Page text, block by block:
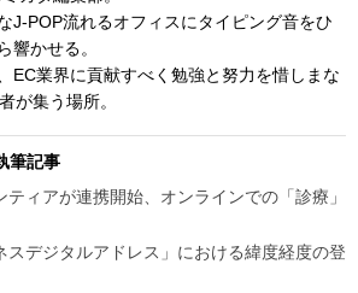
J-POP流れるオフィスにタイピング音をひ
響かせる。
EC業界に貢献すべく勉強と努力を惜しまな
が集う場所。
筆記事
ィアが連携開始、オンラインでの「診療」
スデジタルアドレス」における緯度経度の登